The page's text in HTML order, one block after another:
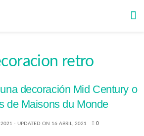
retro
decoración Mid Century o
de Maisons du Monde
2021 - UPDATED ON 16 ABRIL, 2021 0